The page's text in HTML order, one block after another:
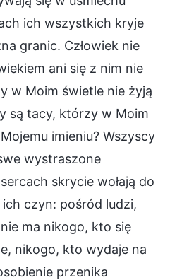
ich wszystkich kryje
granic. Człowiek nie
ani się z nim nie
w Moim świetle nie żyją
są tacy, którzy w Moim
imieniu? Wszyscy
wystraszone
skrycie wołają do
ich czyn: pośród ludzi,
ma nikogo, kto się
nikogo, kto wydaje na
przenika